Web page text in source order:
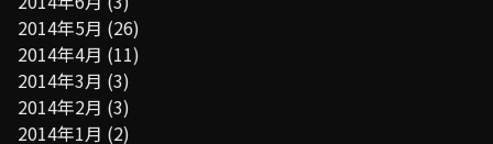
2014年5月 (26)
2014年4月 (11)
2014年3月 (3)
2014年2月 (3)
2014年1月 (2)